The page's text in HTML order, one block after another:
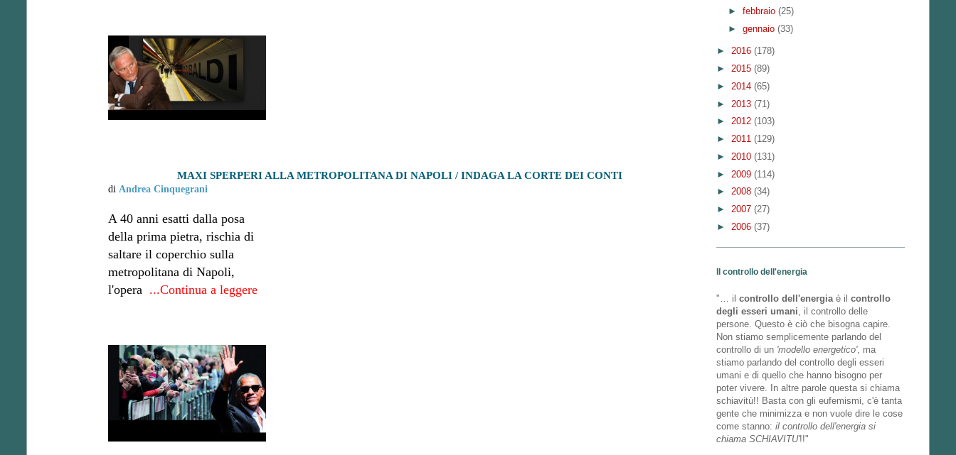
MAXI SPERPERI ALLA METROPOLITANA DI NAPOLI / INDAGA LA CORTE DEI CONTI
di Andrea Cinquegrani
A 40 anni esatti dalla posa
della prima pietra, rischia di
saltare il coperchio sulla
metropolitana di Napoli,
l'opera ...Continua a leggere
► febbraio (25)
► gennaio (33)
► 2016 (178)
► 2015 (89)
► 2014 (65)
► 2013 (71)
► 2012 (103)
► 2011 (129)
► 2010 (131)
► 2009 (114)
► 2008 (34)
► 2007 (27)
► 2006 (37)
Il controllo dell'energia
"… il controllo dell'energiaè il controllo
degli esseri umani, il controllo delle
persone. Questo è ciò che bisogna capire.
Non stiamo semplicemente parlando del
controllo di un 'modello energetico', ma
stiamo parlando del controllo degli esseri
umani e di quello che hanno bisogno per
poter vivere. In altre parole questa si chiama
schiavitù!! Basta con gli eufemismi, c'è tanta
gente che minimizza e non vuole dire le cose
come stanno: il controllo dell'energia si
chiama SCHIAVITU'!!"